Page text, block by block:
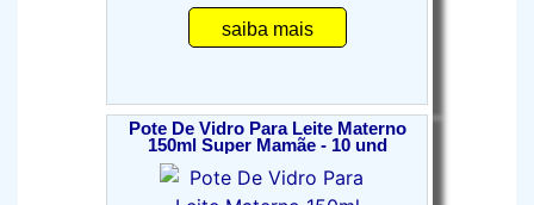
saiba mais
Pote De Vidro Para Leite Materno
150ml Super Mamãe - 10 und